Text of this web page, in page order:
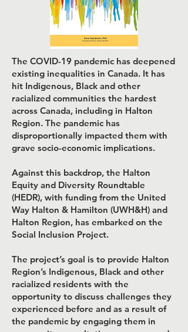
The COVID-19 pandemic has deepened
existing inequalities in Canada. It has
hit Indigenous, Black and other
racialized communities the hardest
across Canada, including in Halton
Region. The pandemic has
disproportionally impacted them with
grave socio-economic implications.
Against this backdrop, the Halton
Equity and Diversity Roundtable
(HEDR), with funding from the United
Way Halton & Hamilton (UWH&H) and
Halton Region, has embarked on the
Social Inclusion Project.
The project’s goal is to provide Halton
Region’s Indigenous, Black and other
racialized residents with the
opportunity to discuss challenges they
experienced before and as a result of
the pandemic by engaging them in